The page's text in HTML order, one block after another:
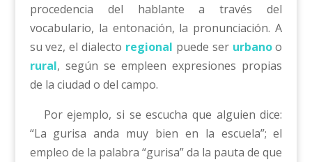
procedencia del hablante a través del
vocabulario, la entonación, la pronunciación. A
su vez, el dialecto regional puede ser urbanoo
rural, según se empleen expresiones propias
de la ciudad o del campo.
Por ejemplo, si se escucha que alguien dice:
“La gurisa anda muy bien en la escuela”; el
empleo de la palabra “gurisa” da la pauta de que